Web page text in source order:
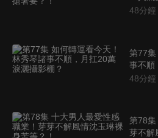
48分鐘
第77集
事不順
48分鐘
第78集
芽不解